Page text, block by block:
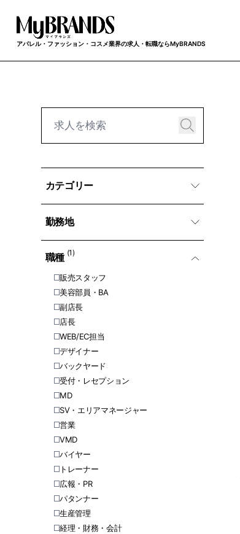
アパレル・ファッション・コスメ業界の求人・転職ならMyBRANDS
カテゴリー
勤務地
職種 (1)
販売スタッフ
美容部員・BA
副店長
店長
WEB/EC担当
デザイナー
バックヤード
受付・レセプション
MD
SV・エリアマネージャー
営業
VMD
バイヤー
トレーナー
広報・PR
パタンナー
生産管理
経理・財務・会計